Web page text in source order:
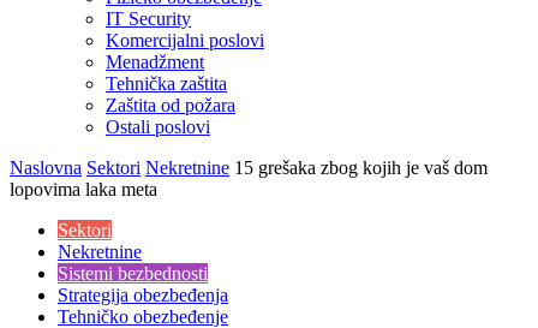
IT Security
Komercijalni poslovi
Menadžment
Tehnička zaštita
Zaštita od požara
Ostali poslovi
Naslovna Sektori Nekretnine 15 grešaka zbog kojih je vaš dom
lopovima laka meta
Sektori
Nekretnine
Sistemi bezbednosti
Strategija obezbeđenja
Tehničko obezbeđenje